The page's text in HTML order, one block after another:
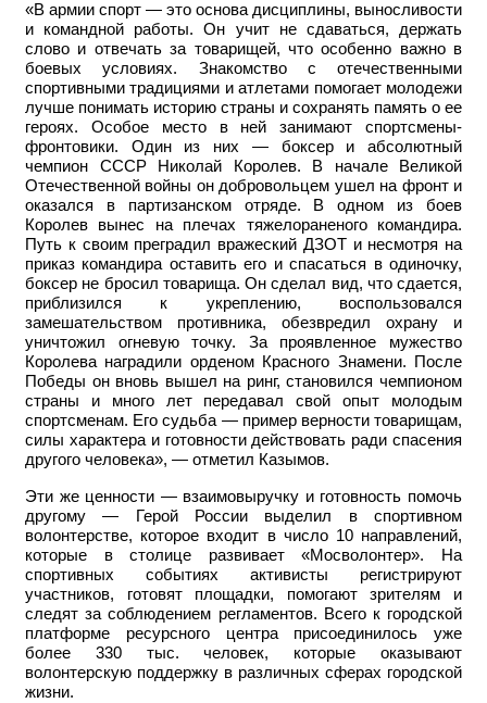
«В армии спорт — это основа дисциплины, выносливости
и командной работы. Он учит не сдаваться, держать
слово и отвечать за товарищей, что особенно важно в
боевых условиях. Знакомство с отечественными
спортивными традициями и атлетами помогает молодежи
лучше понимать историю страны и сохранять память о ее
героях. Особое место в ней занимают спортсмены-
фронтовики. Один из них — боксер и абсолютный
чемпион СССР Николай Королев. В начале Великой
Отечественной войны он добровольцем ушел на фронт и
оказался в партизанском отряде. В одном из боев
Королев вынес на плечах тяжелораненого командира.
Путь к своим преградил вражеский ДЗОТ и несмотря на
приказ командира оставить его и спасаться в одиночку,
боксер не бросил товарища. Он сделал вид, что сдается,
приблизился к укреплению, воспользовался
замешательством противника, обезвредил охрану и
уничтожил огневую точку. За проявленное мужество
Королева наградили орденом Красного Знамени. После
Победы он вновь вышел на ринг, становился чемпионом
страны и много лет передавал свой опыт молодым
спортсменам. Его судьба — пример верности товарищам,
силы характера и готовности действовать ради спасения
другого человека», — отметил Казымов.
Эти же ценности — взаимовыручку и готовность помочь
другому — Герой России выделил в спортивном
волонтерстве, которое входит в число 10 направлений,
которые в столице развивает «Мосволонтер». На
спортивных событиях активисты регистрируют
участников, готовят площадки, помогают зрителям и
следят за соблюдением регламентов. Всего к городской
платформе ресурсного центра присоединилось уже
более 330 тыс. человек, которые оказывают
волонтерскую поддержку в различных сферах городской
жизни.